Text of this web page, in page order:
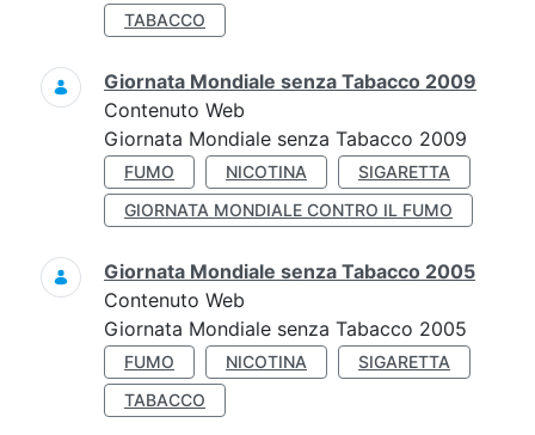
TABACCO
Giornata Mondiale senza Tabacco 2009
Contenuto Web
Giornata Mondiale senza Tabacco 2009
FUMO NICOTINA
SIGARETTA
GIORNATA MONDIALE CONTRO IL FUMO
Giornata Mondiale senza Tabacco 2005
Contenuto Web
Giornata Mondiale senza Tabacco 2005
FUMO NICOTINA
SIGARETTA
TABACCO